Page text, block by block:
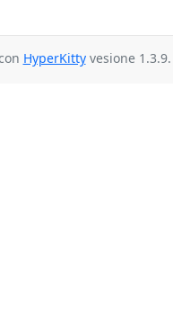
HyperKittyvesione 1.3.9.